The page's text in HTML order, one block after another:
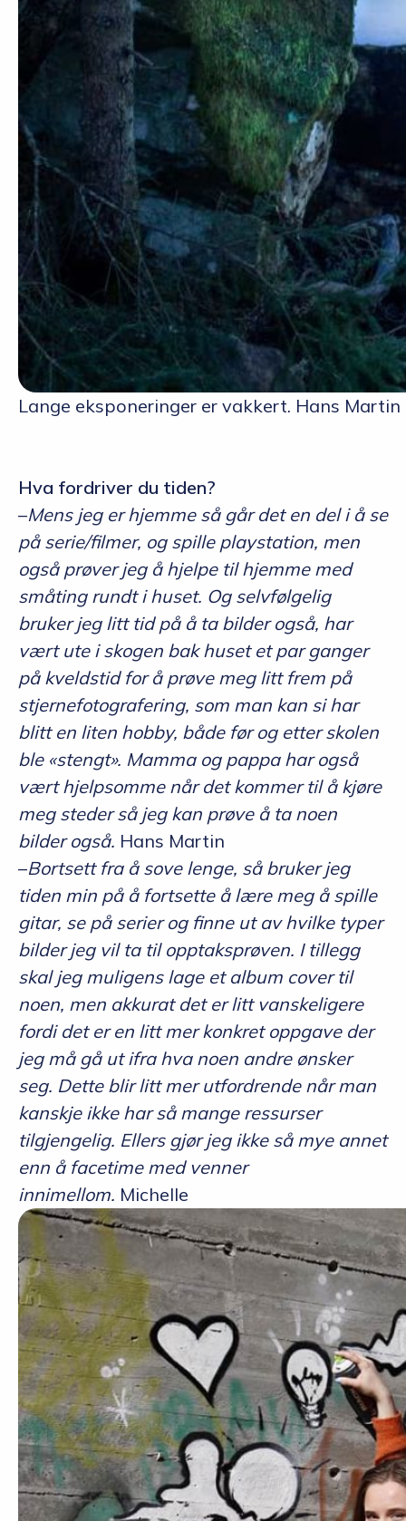
Lange eksponeringer er vakkert. Hans
Hva fordriver du tiden?
–Mens jeg er hjemme så går det en del i å se
på serie/filmer, og spille playstation, men
også prøver jeg å hjelpe til hjemme med
småting rundt i huset. Og selvfølgelig
bruker jeg litt tid på å ta bilder også, har
vært ute i skogen bak huset et par ganger
på kveldstid for å prøve meg litt frem på
stjernefotografering, som man kan si har
blitt en liten hobby, både før og etter skolen
ble «stengt». Mamma og pappa har også
vært hjelpsomme når det kommer til å kjøre
meg steder så jeg kan prøve å ta noen
bilder også. Hans Martin
–Bortsett fra å sove lenge, så bruker jeg
tiden min på å fortsette å lære meg å spille
gitar, se på serier og finne ut av hvilke typer
bilder jeg vil ta til opptaksprøven. I tillegg
skal jeg muligens lage et album cover til
noen, men akkurat det er litt vanskeligere
fordi det er en litt mer konkret oppgave der
jeg må gå ut ifra hva noen andre ønsker
seg. Dette blir litt mer utfordrende når man
kanskje ikke har så mange ressurser
tilgjengelig. Ellers gjør jeg ikke så mye annet
enn å facetime med venner
innimellom. Michelle